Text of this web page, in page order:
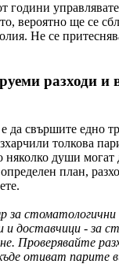
години
вероятно ще се
Не се
разходи и
да свършите едно
толкова
няколко души
план,
за стоматологични
и доставчици - за
Проверявайте
отиват парите